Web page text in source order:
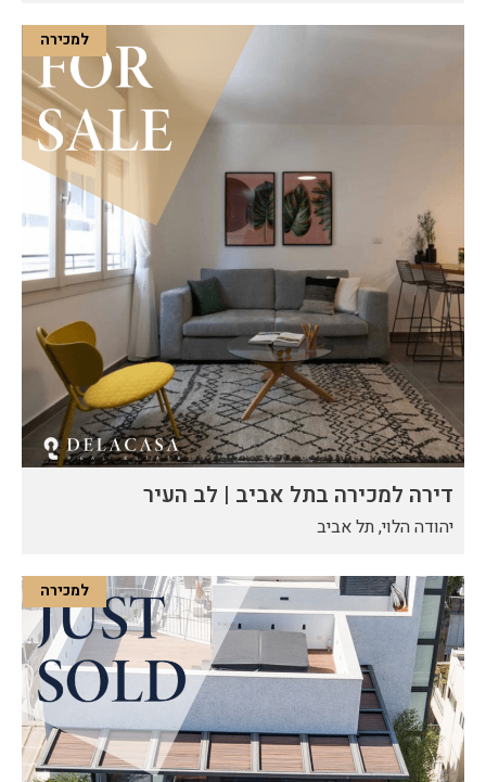
למכירה
דירה למכירה בתל אביב | לב העיר
יהודה הלוי, תל אביב
למכירה